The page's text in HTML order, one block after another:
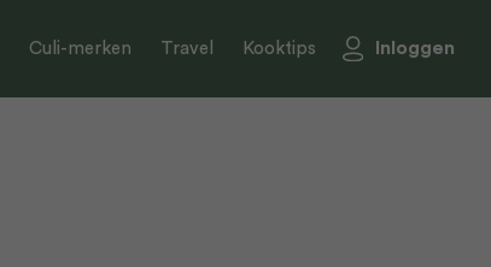
Culi-merken Travel Kooktips Inloggen